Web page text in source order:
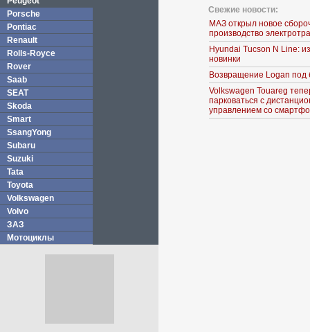
Porsche
Pontiac
Renault
Rolls-Royce
Rover
Saab
SEAT
Skoda
Smart
SsangYong
Subaru
Suzuki
Tata
Toyota
Volkswagen
Volvo
ЗАЗ
Мотоциклы
Свежие новости:
МАЗ открыл новое
производство
Hyundai Tucson N Line:
новинки
Возвращение Logan под
Volkswagen Touareg
парковаться с
управлением со